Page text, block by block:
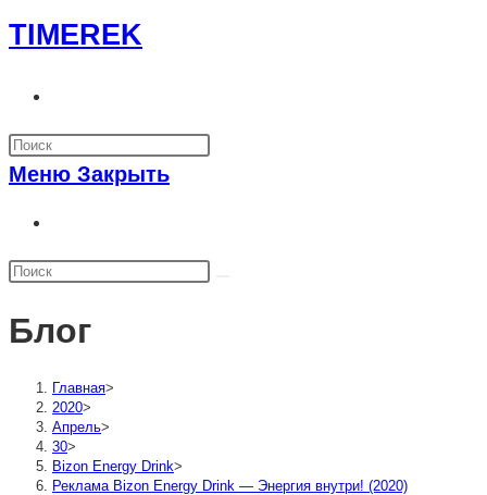
Перейти
к
TIMEREK
по
веб-
Меню Закрыть
по
сайту
Блог
Главная>
2020>
Апрель>
30>
Bizon Energy Drink>
Реклама Bizon Energy Drink — Энергия внутри! (2020)